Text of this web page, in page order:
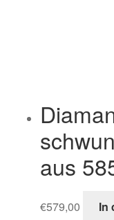
aus
€579,00 In